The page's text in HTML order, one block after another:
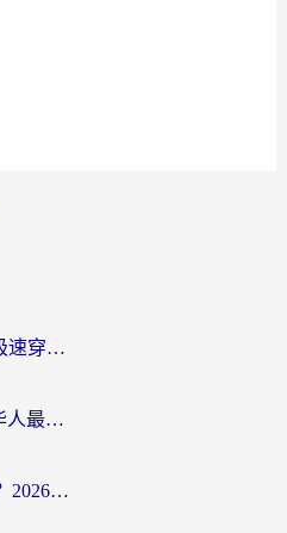
海外党必看：ChickCN和极速穿梭VPN好用吗？3招教你选对回国加速器无缝刷国内资源
斧牛和light哪个好？海外华人最关心的回国加速器选择难题，一篇讲透
在国外怎么用虎牙不卡顿？2026海外华人亲测有效的回国加速器选择指南